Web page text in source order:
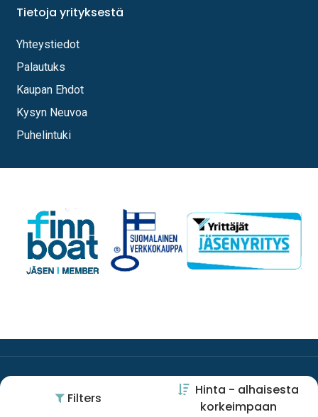
Filters
Hinta - alhaisesta
korkeimpaan
Tietoja yrityksestä
Yhteystiedot
Palautuks
Kaupan Ehdot
Kysyn Neuvoa
Puhelintuki